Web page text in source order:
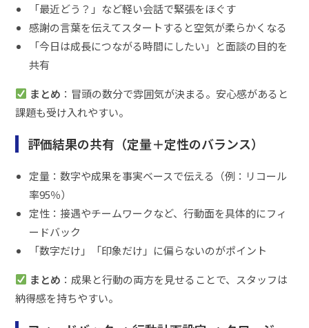
「最近どう？」など軽い会話で緊張をほぐす
感謝の言葉を伝えてスタートすると空気が柔らかくなる
「今日は成長につながる時間にしたい」と面談の目的を
共有
まとめ ：冒頭の数分で雰囲気が決まる。安心感があると
課題も受け入れやすい。
評価結果の共有（定量＋定性のバランス）
定量：数字や成果を事実ベースで伝える（例：リコール
率95％）
定性：接遇やチームワークなど、行動面を具体的にフィ
ードバック
「数字だけ」「印象だけ」に偏らないのがポイント
まとめ ：成果と行動の両方を見せることで、スタッフは
納得感を持ちやすい。